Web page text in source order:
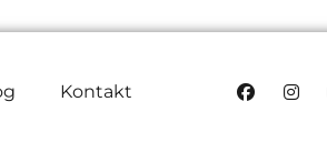
Kontakt